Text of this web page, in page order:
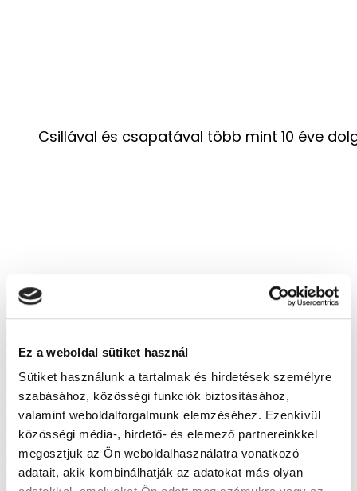
Ez a weboldal sütiket használ
Sütiket használunk a tartalmak és hirdetések személyre
szabásához, közösségi funkciók biztosításához,
valamint weboldalforgalmunk elemzéséhez. Ezenkívül
közösségi média-, hirdető- és elemező partnereinkkel
megosztjuk az Ön weboldalhasználatra vonatkozó
adatait, akik kombinálhatják az adatokat más olyan
Csillával és csapatával több mint 10 éve